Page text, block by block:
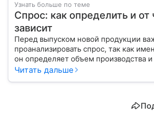
Узнать больше по теме
Спрос: как определить и от
зависит
Перед выпуском новой продукции
проанализировать спрос, так как
он определяет объем производства и
С помощью эксперта расскажем, как
Читать дальше